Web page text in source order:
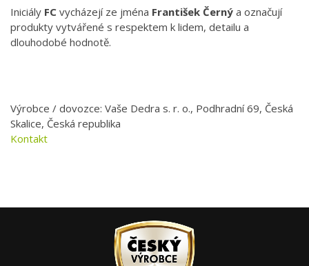
Iniciály FC vycházejí ze jména František Černý a označují
produkty vytvářené s respektem k lidem, detailu a
dlouhodobé hodnotě.
Výrobce / dovozce: Vaše Dedra s. r. o., Podhradní 69, Česká
Skalice, Česká republika
Kontakt